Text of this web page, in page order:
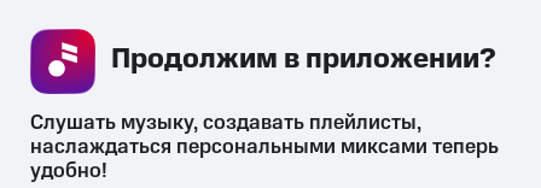
СКАЧАТЬ ПРИЛОЖЕНИЕ
Слушать музыку, создавать плейлисты,
наслаждаться персональными миксами теперь
удобно!